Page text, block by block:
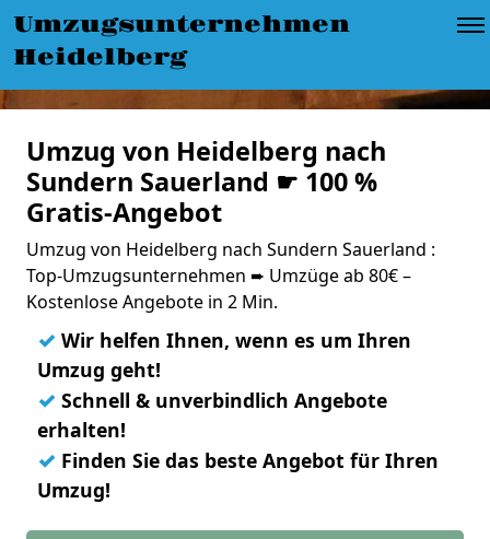
Umzugsunternehmen
Heidelberg
Umzug von Heidelberg nach
Sundern Sauerland ☛ 100 %
Gratis-Angebot
Umzug von Heidelberg nach Sundern Sauerland :
Top-Umzugsunternehmen ➨ Umzüge ab 80€ –
Kostenlose Angebote in 2 Min.
✓ Wir helfen Ihnen, wenn es um Ihren
Umzug geht!
✓ Schnell & unverbindlich Angebote
erhalten!
✓ Finden Sie das beste Angebot für Ihren
Umzug!